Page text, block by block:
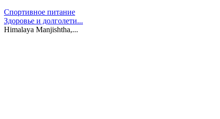
Спортивное питание
Здоровье и долголети...
Himalaya Manjishtha,...